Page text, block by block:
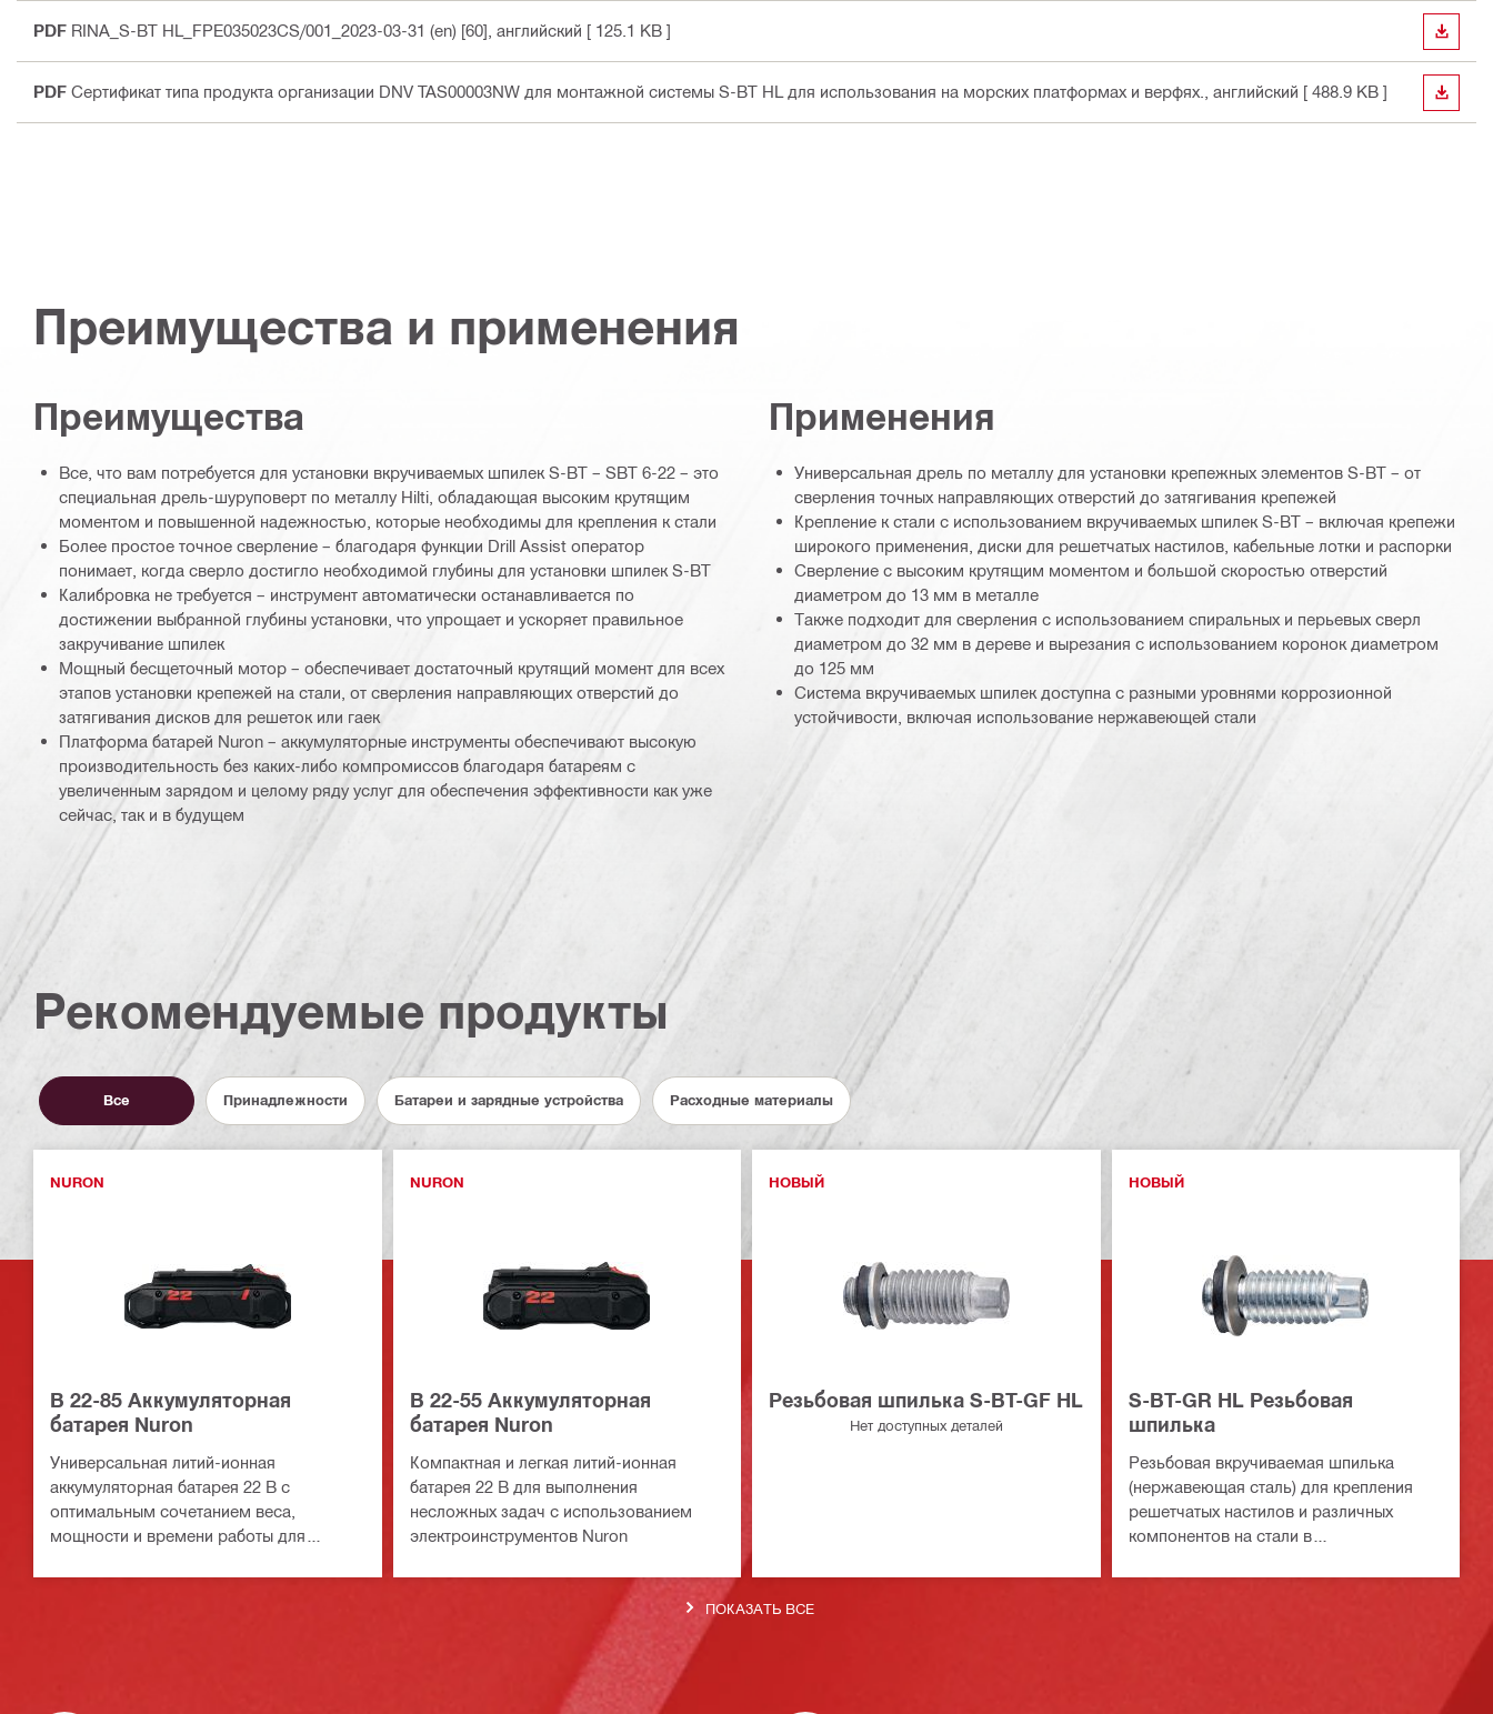
PDF RINA_S-BT HL_FPE035023CS/001_2023-03-31 (en) [60] , английский [ 125.1 KB ]
PDF Сертификат типа продукта организации DNV TAS00003NW для монтажной системы S-BT HL для использования на морских платформах и верфях. , английский [ 488.9 KB ]
Преимущества и применения
Преимущества
Все, что вам потребуется для установки вкручиваемых шпилек S-BT – SBT 6-22 – это
специальная дрель-шуруповерт по металлу Hilti, обладающая высоким крутящим
моментом и повышенной надежностью, которые необходимы для крепления к стали
Более простое точное сверление – благодаря функции Drill Assist оператор
понимает, когда сверло достигло необходимой глубины для установки шпилек S-BT
Калибровка не требуется – инструмент автоматически останавливается по
достижении выбранной глубины установки, что упрощает и ускоряет правильное
закручивание шпилек
Мощный бесщеточный мотор – обеспечивает достаточный крутящий момент для всех
этапов установки крепежей на стали, от сверления направляющих отверстий до
затягивания дисков для решеток или гаек
Платформа батарей Nuron – аккумуляторные инструменты обеспечивают высокую
производительность без каких-либо компромиссов благодаря батареям с
увеличенным зарядом и целому ряду услуг для обеспечения эффективности как уже
сейчас, так и в будущем
Применения
Универсальная дрель по металлу для установки крепежных элементов S-BT – от
сверления точных направляющих отверстий до затягивания крепежей
Крепление к стали с использованием вкручиваемых шпилек S-BT – включая крепежи
широкого применения, диски для решетчатых настилов, кабельные лотки и распорки
Сверление с высоким крутящим моментом и большой скоростью отверстий
диаметром до 13 мм в металле
Также подходит для сверления с использованием спиральных и перьевых сверл
диаметром до 32 мм в дереве и вырезания с использованием коронок диаметром
до 125 мм
Система вкручиваемых шпилек доступна с разными уровнями коррозионной
устойчивости, включая использование нержавеющей стали
Рекомендуемые продукты
Все Принадлежности Батареи и зарядные устройства Расходные материалы
NURON
B 22-85 Аккумуляторная
батарея Nuron
Универсальная литий-ионная
аккумуляторная батарея 22 В с
оптимальным сочетанием веса,
мощности и времени работы для
на платформе Nuron
NURON
B 22-55 Аккумуляторная
батарея Nuron
Компактная и легкая литий-ионная
батарея 22 В для выполнения
несложных задач с использованием
электроинструментов Nuron
НОВЫЙ
Резьбовая шпилька S-BT-GF HL
Нет доступных деталей
НОВЫЙ
S-BT-GR HL Резьбовая
шпилька
Резьбовая вкручиваемая шпилька
(нержавеющая сталь) для крепления
решетчатых настилов и различных
компонентов на стали в
Совместимость с монтажными
ПОКАЗАТЬ ВСЕ